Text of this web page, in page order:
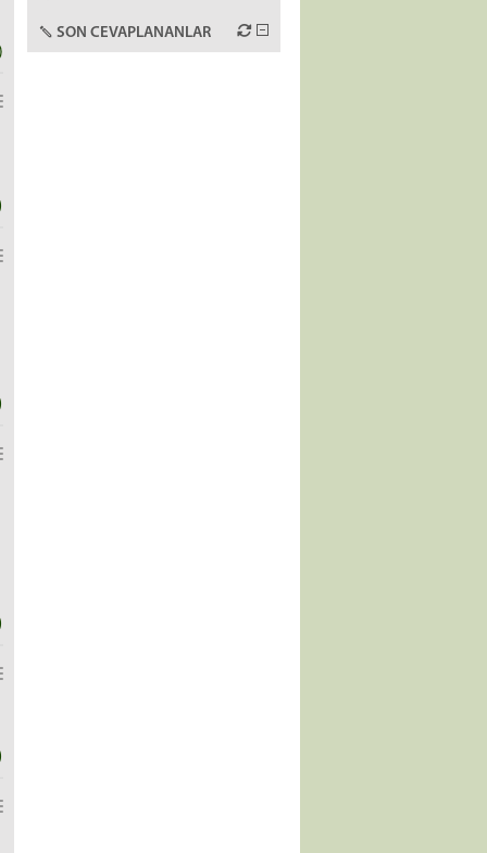
SON CEVAPLANANLAR